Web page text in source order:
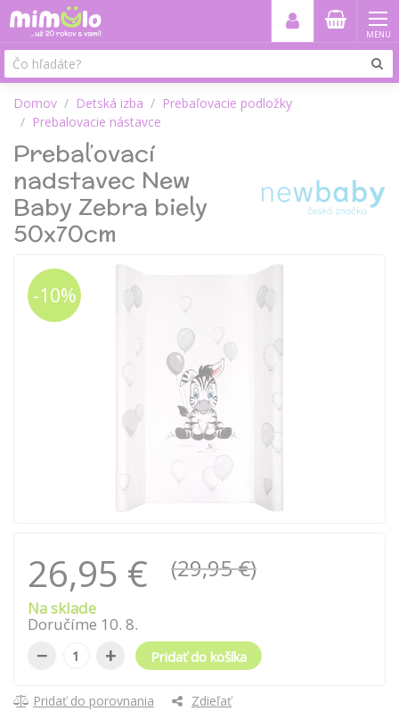
MENU
Domov Detská izba
Prebaľovacie podložky
Prebalovacie nástavce
Prebaľovací
nadstavec New
Baby Zebra biely
50x70cm
-10%
26,95 € (29,95 €)
Na sklade
Doručíme 10. 8.
− + Pridať do košíka
Pridať do porovnania Zdieľať